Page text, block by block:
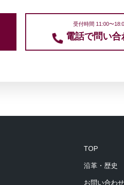
受付時間 11:00〜
電話で問い合
TOP
沿革・歴史
お問い合わせ